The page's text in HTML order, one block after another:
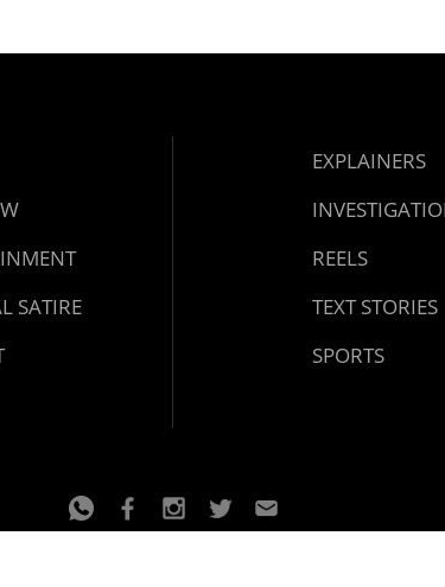
SATIRE
EXPLAINERS
REELS
TEXT STORIES
SPORTS